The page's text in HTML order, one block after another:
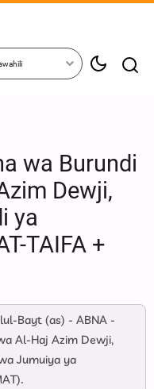
wa Burundi
Dewji,
ya
TAIFA +
Bayt (as) - ABNA -
Al-Haj Azim Dewji,
Jumuiya ya